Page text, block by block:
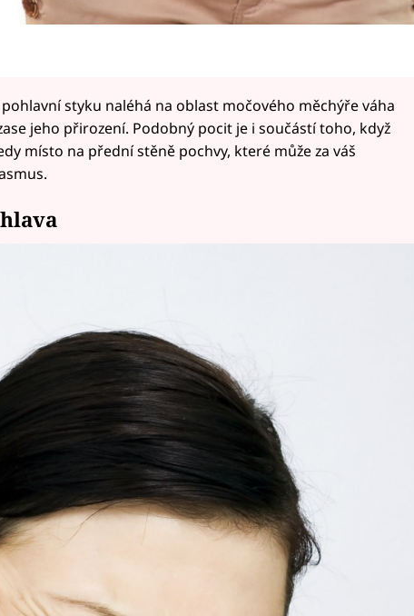
styku naléhá na oblast močového měchýře váha
jeho přirození. Podobný pocit je i součástí toho, když
místo na přední stěně pochvy, které může za váš